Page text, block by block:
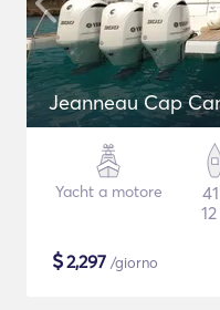
Jeanneau Cap
Yacht a motore
$2,297 /giorno